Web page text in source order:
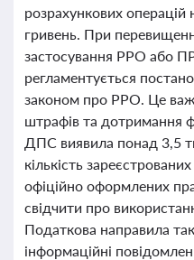
розрахункових
гривень. При
застосування РРО або
регламентується
законом про РРО. Це
штрафів та дотримання
ДПС виявила понад 3,5
кількість
офіційно оформлених
свідчити про
Податкова направила
інформаційні